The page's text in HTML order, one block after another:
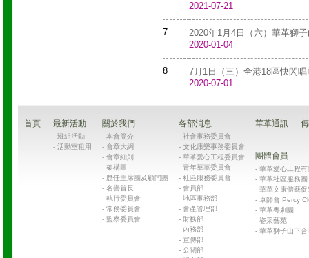
2021-07-21
7
2020年1月4日（六）華革獅
2020-01-04
8
7月1日（三）全港18區快閃
2020-07-01
首頁 最新活動
- 班組活動
- 活動室租用
關於我們
- 本會簡介
- 會章大綱
- 會章細則
- 架構圖
- 歷任主席團及顧問團
- 名譽首長
- 執行委員會
- 常務委員會
- 監察委員會
各部消息
- 社會事務委員會
- 文化康樂事務委員會
- 華革愛心工程委員會
- 青年華革委員會
- 社區服務委員會
- 會員部
- 地區事務部
- 會產管理部
- 財務部
- 內務部
- 宣傳部
- 公關部
華革通訊
團體會員
- 華革愛心工程
- 華革社區服務
- 華革文康體藝促
- 卓師會 Percy
- 華革粵劇團
- 姿采藝苑
- 華革獅子山下